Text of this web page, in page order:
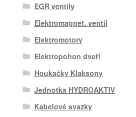
EGR ventily
Elektromagnet. ventil
Elektromotory
Elektropohon dveří
Houkačky Klaksony
Jednotka HYDROAKTIV
Kabelové svazky